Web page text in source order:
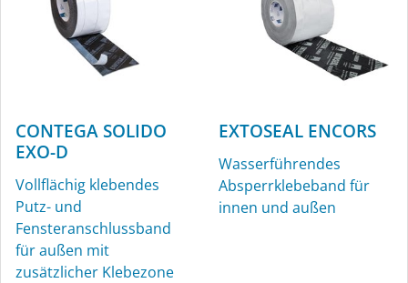
CONTEGA SOLIDO
EXO-D
Vollflächig klebendes
Putz- und
Fensteranschlussband
für außen mit
zusätzlicher Klebezone
EXTOSEAL ENCORS
Wasserführendes
Absperrklebeband für
innen und außen